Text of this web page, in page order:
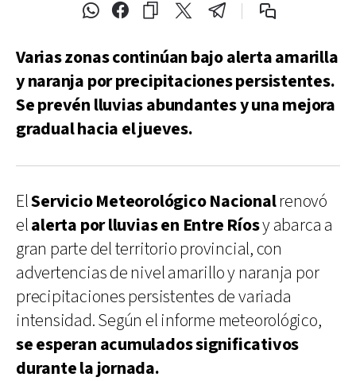
Varias zonas continúan bajo alerta amarilla
y naranja por precipitaciones persistentes.
Se prevén lluvias abundantes y una mejora
gradual hacia el jueves.
ElServicio Meteorológico Nacionalrenovó
elalerta por lluvias en Entre Ríosy abarca a
gran parte del territorio provincial, con
advertencias de nivel amarillo y naranja por
precipitaciones persistentes de variada
intensidad. Según el informe meteorológico,
se esperan acumulados significativos
durante la jornada.